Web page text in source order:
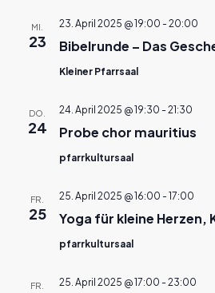
MI.
23 Bibelrunde – Das
23. April 2025 @ 19:00 - 20:00
Kleiner Pfarrsaal
DO.
24 Probe chor mauritius
24. April 2025 @ 19:30 - 21:30
pfarrkultursaal
FR.
25 Yoga für kleine Herzen,
25. April 2025 @ 16:00 - 17:00
pfarrkultursaal
FR. 25. April 2025 @ 17:00 - 23:00